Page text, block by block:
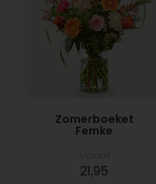
Zomerboeket
Femke
21,95